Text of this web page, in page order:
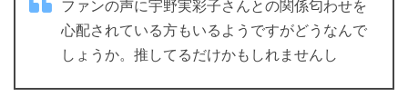
ファンの声に宇野実彩子さんとの関係匂わせを
心配されている方もいるようですがどうなんで
しょうか。推してるだけかもしれませんし